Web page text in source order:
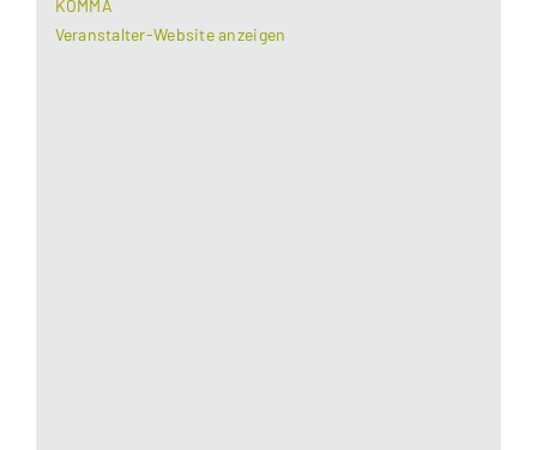
KOMMA
Veranstalter-Website anzeigen